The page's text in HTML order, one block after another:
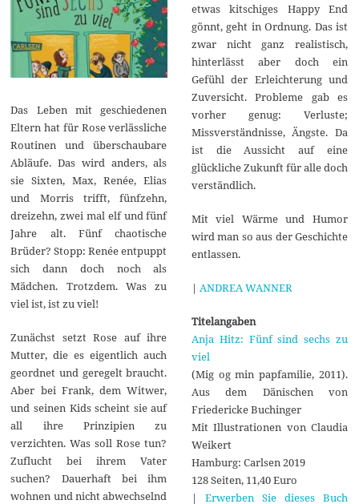
Das Leben mit geschiedenen
Eltern hat für Rose verlässliche
Routinen und überschaubare
Abläufe. Das wird anders, als
sie Sixten, Max, Renée, Elias
und Morris trifft, fünfzehn,
dreizehn, zwei mal elf und fünf
Jahre alt. Fünf chaotische
Brüder? Stopp: Renée entpuppt
sich dann doch noch als
Mädchen. Trotzdem. Was zu
viel ist, ist zu viel!
Zunächst setzt Rose auf ihre
Mutter, die es eigentlich auch
geordnet und geregelt braucht.
Aber bei Frank, dem Witwer,
und seinen Kids scheint sie auf
all ihre Prinzipien zu
verzichten. Was soll Rose tun?
Zuflucht bei ihrem Vater
suchen? Dauerhaft bei ihm
wohnen und nicht abwechselnd
etwas kitschiges Happy End
gönnt, geht in Ordnung. Das ist
zwar nicht ganz realistisch,
hinterlässt aber doch ein
Gefühl der Erleichterung und
Zuversicht. Probleme gab es
vorher genug: Verluste;
Missverständnisse, Ängste. Da
ist die Aussicht auf eine
glückliche Zukunft für alle doch
verständlich.
Mit viel Wärme und Humor
wird man so aus der Geschichte
entlassen.
| ANDREA WANNER
Titelangaben
Anja Hitz: Fünf sind sechs zu
viel
(Mig og min papfamilie, 2011).
Aus dem Dänischen von
Friedericke Buchinger
Mit Illustrationen von Claudia
Weikert
Hamburg: Carlsen 2019
128 Seiten, 11,40 Euro
| Erwerben Sie dieses Buch